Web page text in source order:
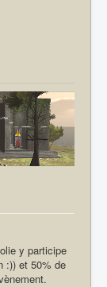
y participe
:)) et 50% de